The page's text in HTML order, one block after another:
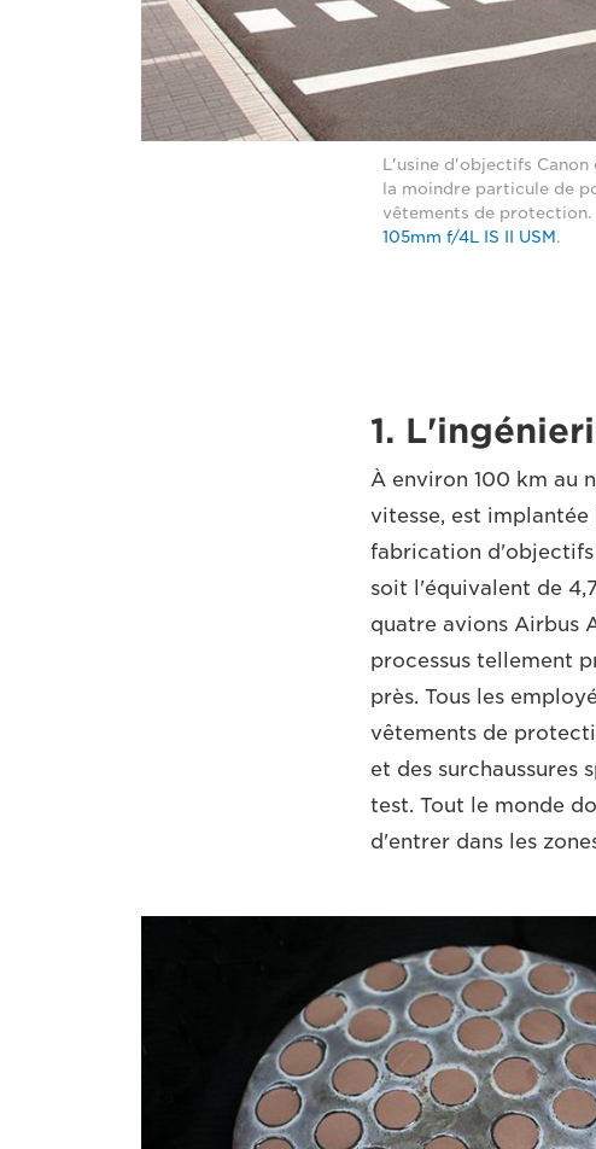
L'usine d'objectifs
la moindre particule de
vêtements de protection.
105mm f/4L IS II USM .
1.
À environ 100 km au
vitesse, est
fabrication d'objectifs
soit l'équivalent de
quatre avions Airbus
processus tellement
près. Tous les
vêtements de
et des surchaussures
test. Tout le monde
d'entrer dans les